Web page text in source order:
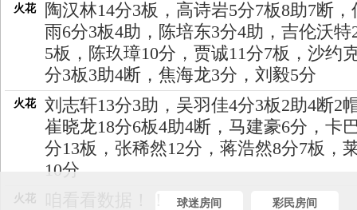
火花
陶汉林14分3板，高诗岩5分7板8助7断，
雨6分3板4助，陈培东3分4助，吉伦沃特
5板，陈玖璋10分，贾诚11分7板，沙约
分3板3助4断，焦海龙3分，刘毅5分
火花
刘志轩13分3助，吴羽佳4分3板2助4断2
崔晓龙18分6板4助4断，马建豪6分，卡
分13板，张稀然12分，蒋浩然8分7板，
10分
火花 球迷房间 彩民房间